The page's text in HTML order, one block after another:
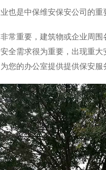
也是中保维安保安公司的重
常重要，建筑物或企业周
全需求很为重要，出现重
您的办公室提供提供保安服